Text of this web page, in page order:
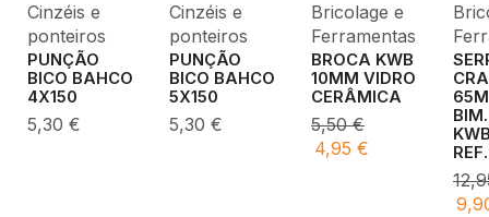
Cinzéis e
ponteiros
PUNÇÃO
BICO BAHCO
4X150
5,30 €
Cinzéis e
ponteiros
PUNÇÃO
BICO BAHCO
5X150
5,30 €
Bricolage e
Ferramentas
BROCA KWB
10MM VIDRO
CERÂMICA
5,50€
4,95 €